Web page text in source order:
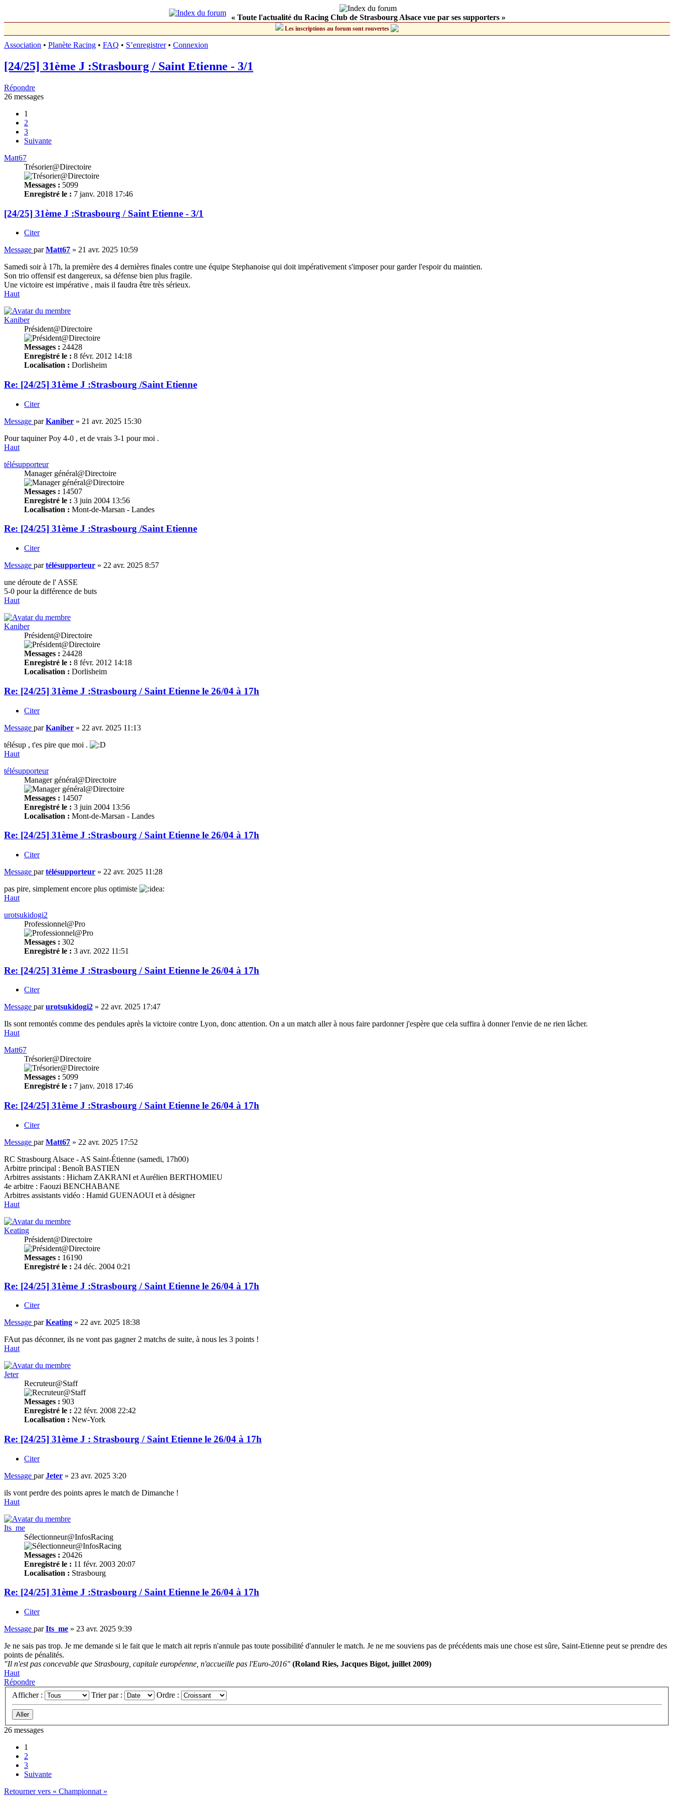
« Toute l'actualité du Racing Club de Strasbourg Alsace vue par ses supporters »
Les inscriptions au forum sont rouvertes
Association • Planète Racing • FAQ • S’enregistrer• Connexion
[24/25] 31ème J :Strasbourg / Saint Etienne - 3/1
Répondre
26 messages
1
2
3
Suivante
Matt67
Trésorier@Directoire
Messages : 5099
Enregistré le : 7 janv. 2018 17:46
[24/25] 31ème J :Strasbourg / Saint Etienne - 3/1
Citer
Message parMatt67 » 21 avr. 2025 10:59
Samedi soir à 17h, la première des 4 dernières finales contre une équipe Stephanoise qui doit impérativement s'imposer pour garder l'espoir du maintien.
Son trio offensif est dangereux, sa défense bien plus fragile.
Une victoire est impérative , mais il faudra être très sérieux.
Haut
Kaniber
Président@Directoire
Messages : 24428
Enregistré le : 8 févr. 2012 14:18
Localisation : Dorlisheim
Re: [24/25] 31ème J :Strasbourg /Saint Etienne
Citer
Message parKaniber » 21 avr. 2025 15:30
Pour taquiner Poy 4-0 , et de vrais 3-1 pour moi .
Haut
télésupporteur
Manager général@Directoire
Messages : 14507
Enregistré le : 3 juin 2004 13:56
Localisation : Mont-de-Marsan - Landes
Re: [24/25] 31ème J :Strasbourg /Saint Etienne
Citer
Message partélésupporteur » 22 avr. 2025 8:57
une déroute de l' ASSE
5-0 pour la différence de buts
Haut
Kaniber
Président@Directoire
Messages : 24428
Enregistré le : 8 févr. 2012 14:18
Localisation : Dorlisheim
Re: [24/25] 31ème J :Strasbourg / Saint Etienne le 26/04 à 17h
Citer
Message parKaniber » 22 avr. 2025 11:13
télésup , t'es pire que moi .
Haut
télésupporteur
Manager général@Directoire
Messages : 14507
Enregistré le : 3 juin 2004 13:56
Localisation : Mont-de-Marsan - Landes
Re: [24/25] 31ème J :Strasbourg / Saint Etienne le 26/04 à 17h
Citer
Message partélésupporteur » 22 avr. 2025 11:28
pas pire, simplement encore plus optimiste
Haut
urotsukidogi2
Professionnel@Pro
Messages : 302
Enregistré le : 3 avr. 2022 11:51
Re: [24/25] 31ème J :Strasbourg / Saint Etienne le 26/04 à 17h
Citer
Message parurotsukidogi2 » 22 avr. 2025 17:47
Ils sont remontés comme des pendules après la victoire contre Lyon, donc attention. On a un match aller à nous faire pardonner j'espère que cela suffira à donner l'envie de ne rien lâcher.
Haut
Matt67
Trésorier@Directoire
Messages : 5099
Enregistré le : 7 janv. 2018 17:46
Re: [24/25] 31ème J :Strasbourg / Saint Etienne le 26/04 à 17h
Citer
Message parMatt67 » 22 avr. 2025 17:52
RC Strasbourg Alsace - AS Saint-Étienne (samedi, 17h00)
Arbitre principal : Benoît BASTIEN
Arbitres assistants : Hicham ZAKRANI et Aurélien BERTHOMIEU
4e arbitre : Faouzi BENCHABANE
Arbitres assistants vidéo : Hamid GUENAOUI et à désigner
Haut
Keating
Président@Directoire
Messages : 16190
Enregistré le : 24 déc. 2004 0:21
Re: [24/25] 31ème J :Strasbourg / Saint Etienne le 26/04 à 17h
Citer
Message parKeating » 22 avr. 2025 18:38
FAut pas déconner, ils ne vont pas gagner 2 matchs de suite, à nous les 3 points !
Haut
Jeter
Recruteur@Staff
Messages : 903
Enregistré le : 22 févr. 2008 22:42
Localisation : New-York
Re: [24/25] 31ème J : Strasbourg / Saint Etienne le 26/04 à 17h
Citer
Message parJeter » 23 avr. 2025 3:20
ils vont perdre des points apres le match de Dimanche !
Haut
Its_me
Sélectionneur@InfosRacing
Messages : 20426
Enregistré le : 11 févr. 2003 20:07
Localisation : Strasbourg
Re: [24/25] 31ème J :Strasbourg / Saint Etienne le 26/04 à 17h
Citer
Message parIts_me » 23 avr. 2025 9:39
Je ne sais pas trop. Je me demande si le fait que le match ait repris n'annule pas toute possibilité d'annuler le match. Je ne me souviens pas de précédents mais une chose est sûre, Saint-Etienne peut se prendre des
points de pénalités.
"Il n'est pas concevable que Strasbourg, capitale européenne, n'accueille pas l'Euro-2016" (Roland Ries, Jacques Bigot, juillet 2009)
Haut
Répondre
Afficher :
Trier par : Ordre :
26 messages
1
2
3
Suivante
Retourner vers « Championnat »